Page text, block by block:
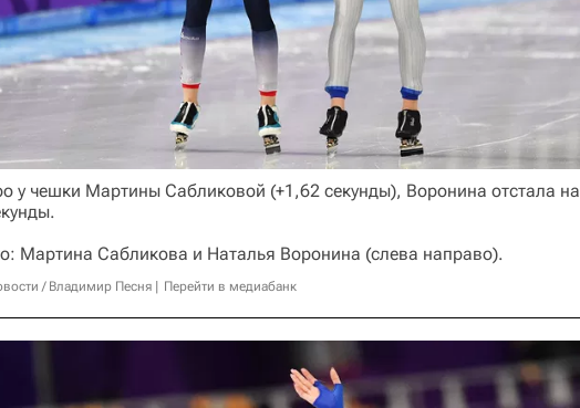
у чешки Мартины Сабликовой (+1,62 секунды), Воронина отстала на
Мартина Сабликова и Наталья Воронина (слева направо).
/ Владимир Песня Перейти в медиабанк